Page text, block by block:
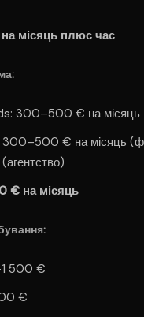
місяць плюс час
300–500 € на місяць
300–500 € на місяць
€ на місяць
500 €
€